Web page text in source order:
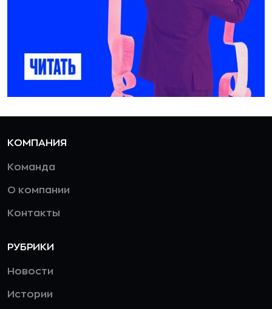
КОМПАНИЯ
Команда
О компании
Контакты
РУБРИКИ
Новости
Истории